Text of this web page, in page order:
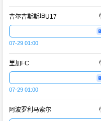
吉尔吉斯斯坦U17
07-29 01:00
里加FC
07-29 01:00
阿波罗利马索尔